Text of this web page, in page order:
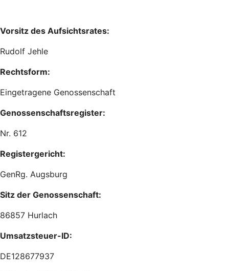
Vorsitz des Aufsichtsrates:
Rudolf Jehle
Rechtsform:
Eingetragene Genossenschaft
Genossenschaftsregister:
Nr. 612
Registergericht:
GenRg. Augsburg
Sitz der Genossenschaft:
86857 Hurlach
Umsatzsteuer-ID:
DE128677937